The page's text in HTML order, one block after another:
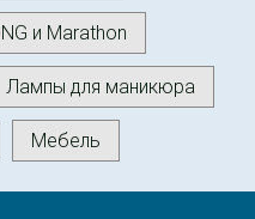
и Marathon
Лампы для маникюра
Мебель